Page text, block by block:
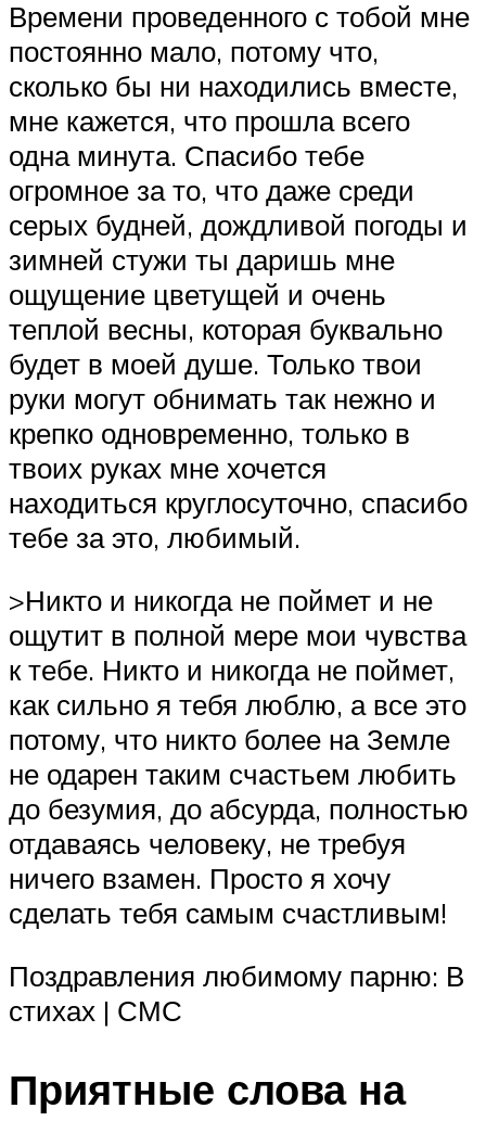
Времени проведенного с тобой мне
постоянно мало, потому что,
сколько бы ни находились вместе,
мне кажется, что прошла всего
одна минута. Спасибо тебе
огромное за то, что даже среди
серых будней, дождливой погоды и
зимней стужи ты даришь мне
ощущение цветущей и очень
теплой весны, которая буквально
будет в моей душе. Только твои
руки могут обнимать так нежно и
крепко одновременно, только в
твоих руках мне хочется
находиться круглосуточно, спасибо
тебе за это, любимый.
>Никто и никогда не поймет и не
ощутит в полной мере мои чувства
к тебе. Никто и никогда не поймет,
как сильно я тебя люблю, а все это
потому, что никто более на Земле
не одарен таким счастьем любить
до безумия, до абсурда, полностью
отдаваясь человеку, не требуя
ничего взамен. Просто я хочу
сделать тебя самым счастливым!
Поздравления любимому парню: В
стихах | СМС
Приятные слова на